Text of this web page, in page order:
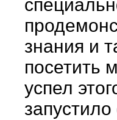
знания и
посетить
успел